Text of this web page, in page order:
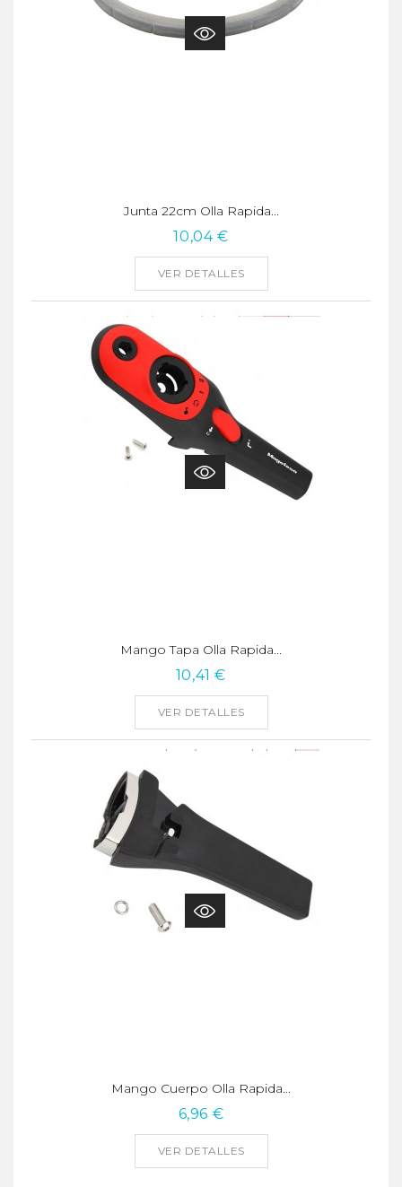
Junta 22cm Olla Rapida...
10,04 €
VER DETALLES
Mango Tapa Olla Rapida...
10,41 €
VER DETALLES
Mango Cuerpo Olla Rapida...
6,96 €
VER DETALLES